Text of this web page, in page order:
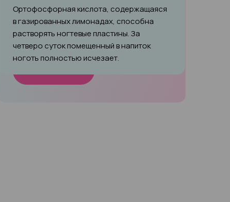
Ортофосфорная кислота, содержащаяся
в газированных лимонадах, способна
растворять ногтевые пластины. За
четверо суток помещенный в напиток
ноготь полностью исчезает.
До конца июля действует скидка −15% на
услуги нового мастера по бровям и
ресницам